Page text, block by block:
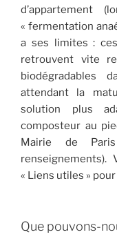
d’appartement
« fermentation
a ses limites :
retrouvent vite
biodégradables
attendant la
solution plus
composteur au
Mairie de
« Liens utiles »
Que pouvons-